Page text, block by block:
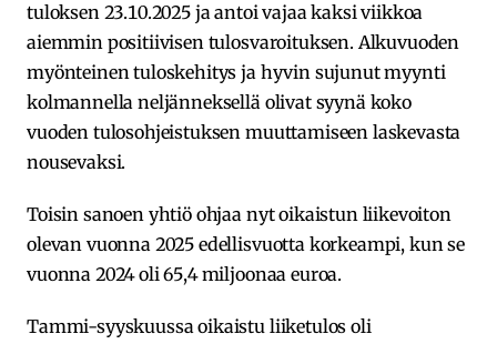
tuloksen 23.10.2025 ja antoi vajaa kaksi viikkoa
aiemmin positiivisen tulosvaroituksen. Alkuvuoden
myönteinen tuloskehitys ja hyvin sujunut myynti
kolmannella neljänneksellä olivat syynä koko
vuoden tulosohjeistuksen muuttamiseen laskevasta
nousevaksi.
Toisin sanoen yhtiö ohjaa nyt oikaistun liikevoiton
olevan vuonna 2025 edellisvuotta korkeampi, kun se
vuonna 2024 oli 65,4 miljoonaa euroa.
Tammi-syyskuussa oikaistu liiketulos oli